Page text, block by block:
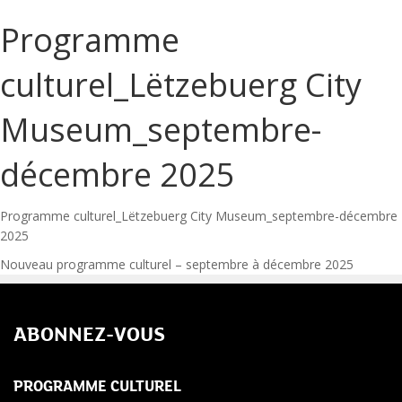
Programme
culturel_Lëtzebuerg City
Museum_septembre-
décembre 2025
Programme culturel_Lëtzebuerg City Museum_septembre-décembre
2025
Navigation
l’article
Nouveau programme culturel – septembre à décembre 2025
ABONNEZ-VOUS
PROGRAMME CULTUREL